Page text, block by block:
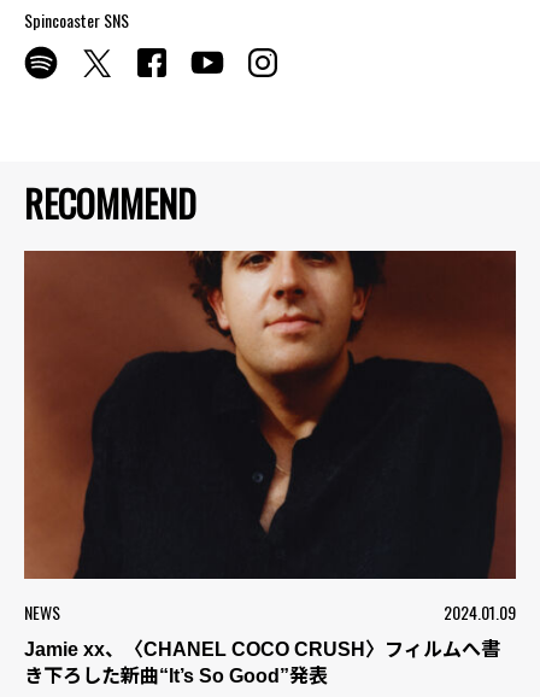
RECOMMEND
NEWS 2024.01.09
Jamie xx、〈CHANEL COCO CRUSH〉フィルムへ書
き下ろした新曲“It’s So Good”発表
Spincoaster SNS